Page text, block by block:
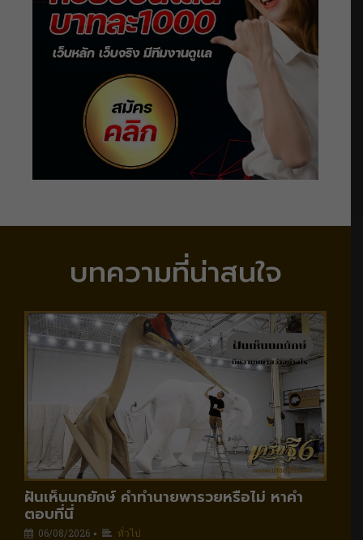
บทความที่น่าสนใจ
ฝันเห็นนกยักษ์ คำทำนายพารวยหรือไม่ หาคำ
ตอบที่นี่
06/08/2026 • ทั่วไป